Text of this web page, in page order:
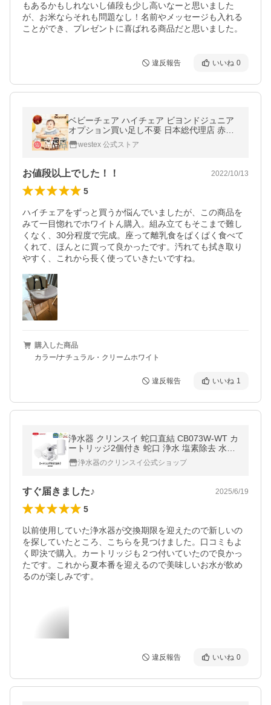
もあるかもしれないし値段も少し高いなーと思いました
が、お米ならそれも問題なし！名前やメッセージも入れる
ことができ、プレゼントに喜ばれる商品だと思いました。
違反報告 いいね 0
ベビーチェア ハイチェア ビヨンドジュニア
オプション買い足し不要 日本総代理店 赤ち
ゃん イス 離乳食 Beyond Junior 送料無料 爆
買westex 公式ストア
お値段以上でした！！ 2022/10/13
5
ハイチェアをずっと買うか悩んでいましたが、この商品を
みて一目惚れでホワイトん購入。組み立てもそこまで難し
くなく、30分程度で完成。座って離乳食をぱくぱく食べて
くれて、ほんとに買って良かったです。汚れても拭き取り
やすく、これから長く使っていきたいですね。
購入した商品
カラー/ナチュラル・クリームホワイト
違反報告 いいね 1
浄水器 クリンスイ 蛇口直結 CB073W-WT カ
ートリッジ2個付き 蛇口 浄水 塩素除去 水道
蛇口浄水器 浄水機 PFAS PFOS PFOA 除去
[CB073W-WT]
浄水器のクリンスイ公式ショップ
すぐ届きました♪ 2025/6/19
5
以前使用していた浄水器が交換期限を迎えたので新しいの
を探していたところ、こちらを見つけました。口コミもよ
く即決で購入。カートリッジも２つ付いていたので良かっ
たです。これから夏本番を迎えるので美味しいお水が飲め
るのが楽しみです。
違反報告 いいね 0